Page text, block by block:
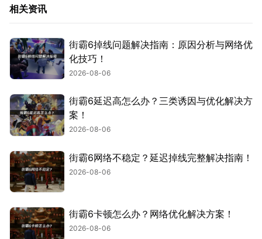
相关资讯
街霸6掉线问题解决指南：原因分析与网络优
化技巧！
2026-08-06
街霸6延迟高怎么办？三类诱因与优化解决方
案！
2026-08-06
街霸6网络不稳定？延迟掉线完整解决指南！
2026-08-06
街霸6卡顿怎么办？网络优化解决方案！
2026-08-06